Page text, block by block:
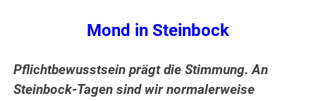
Mond in Steinbock
Pflichtbewusstsein prägt die Stimmung. An
Steinbock-Tagen sind wir normalerweise